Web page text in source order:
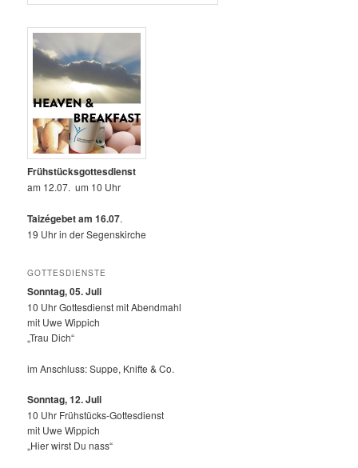
Frühstücksgottesdienst
am 12.07. um 10 Uhr
Taizégebet am 16.07.
19 Uhr in der Segenskirche
GOTTESDIENSTE
Sonntag, 05. Juli
10 Uhr Gottesdienst mit Abendmahl
mit Uwe Wippich
„Trau Dich“
im Anschluss: Suppe, Knifte & Co.
Sonntag, 12.Juli
10 Uhr Frühstücks-Gottesdienst
mit Uwe Wippich
„Hier wirst Du nass“